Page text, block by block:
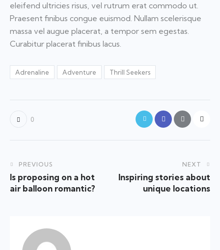
eleifend ultricies risus, vel rutrum erat commodo ut.
Praesent finibus congue euismod. Nullam scelerisque
massa vel augue placerat, a tempor sem egestas.
Curabitur placerat finibus lacus.
Adrenaline Adventure Thrill Seekers
0
PREVIOUS
Is proposing on a hot
air balloon romantic?
NEXT
Inspiring stories about
unique locations